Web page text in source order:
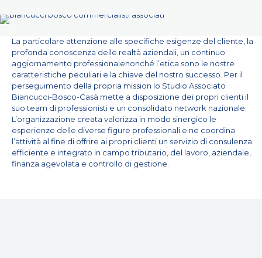
La particolare attenzione alle specifiche esigenze del cliente, la
profonda conoscenza delle realtà aziendali, un continuo
aggiornamento professionalenonché l’etica sono le nostre
caratteristiche peculiari e la chiave del nostro successo. Per il
perseguimento della propria mission lo Studio Associato
Biancucci-Bosco-Casà mette a disposizione dei propri clienti il
suo team di professionisti e un consolidato network nazionale.
L’organizzazione creata valorizza in modo sinergico le
esperienze delle diverse figure professionali e ne coordina
l’attività al fine di offrire ai propri clienti un servizio di consulenza
efficiente e integrato in campo tributario, del lavoro, aziendale,
finanza agevolata e controllo di gestione.